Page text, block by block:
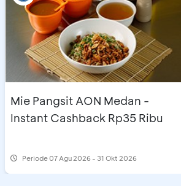
Mie Pangsit AON Medan -
Instant Cashback Rp35 Ribu
Periode07 Agu 2026 - 31 Okt 2026